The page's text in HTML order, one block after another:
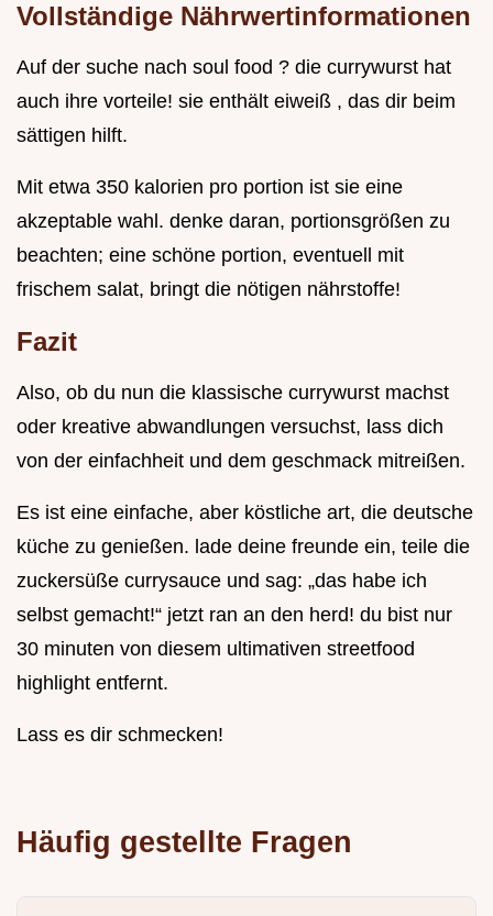
Vollständige Nährwertinformationen
Auf der suche nach soul food ? die currywurst hat
auch ihre vorteile! sie enthält eiweiß , das dir beim
sättigen hilft.
Mit etwa 350 kalorien pro portion ist sie eine
akzeptable wahl. denke daran, portionsgrößen zu
beachten; eine schöne portion, eventuell mit
frischem salat, bringt die nötigen nährstoffe!
Fazit
Also, ob du nun die klassische currywurst machst
oder kreative abwandlungen versuchst, lass dich
von der einfachheit und dem geschmack mitreißen.
Es ist eine einfache, aber köstliche art, die deutsche
küche zu genießen. lade deine freunde ein, teile die
zuckersüße currysauce und sag: „das habe ich
selbst gemacht!“ jetzt ran an den herd! du bist nur
30 minuten von diesem ultimativen streetfood
highlight entfernt.
Lass es dir schmecken!
Häufig gestellte Fragen